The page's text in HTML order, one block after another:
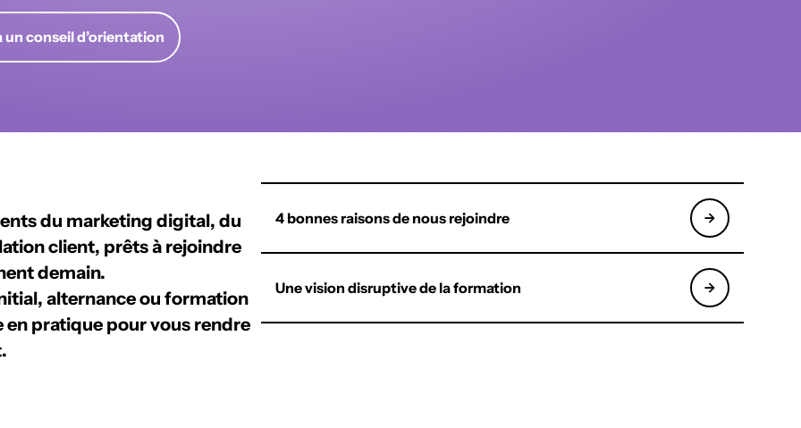
un conseil d’orientation
du marketing digital, du
client, prêts à rejoindre
demain.
alternance ou formation
en pratique pour vous rendre
4 bonnes raisons de nous rejoindre
Une vision disruptive de la formation